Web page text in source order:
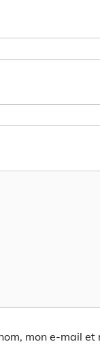
mon e-mail